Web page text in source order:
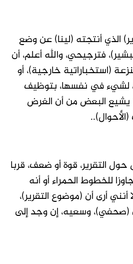
الذي أنتجته (لينا) عن وضع
فترجيحي، والله أعلم، أن
(استخباراتية خارجية)، أو
لشيء في نفسها، بتوظيف
يشيع البعض من أن الغرض
التقرير، قوة أو ضعف، قربا
للخطوط الحمراء أو أنه
أرى أن (موضوع التقرير)،
(صحفي)، وسعيه، إن وجد إلى